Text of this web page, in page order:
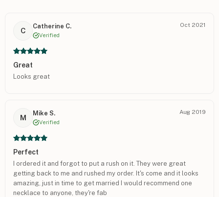
C
Catherine C.
Verified
Oct 2021
Great
Looks great
M
Mike S.
Verified
Aug 2019
Perfect
I ordered it and forgot to put a rush on it. They were great
getting back to me and rushed my order. It's come and it looks
amazing, just in time to get married I would recommend one
necklace to anyone, they're fab